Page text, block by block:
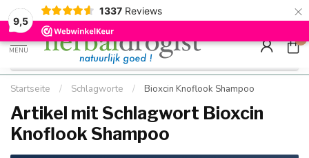
9,5
1337 Reviews ×
Kostenloser DE-Versand ab Mindestbestellwert |
Schnell geliefert
Minimum
Hızlı
MENU
0
Startseite / Schlagworte / Bioxcin Knoflook Shampoo
Artikel mit Schlagwort Bioxcin
Knoflook Shampoo